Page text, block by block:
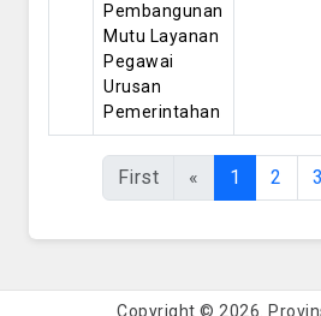
Pembangunan
Mutu Layanan
Pegawai
Urusan
Pemerintahan
First « 1 2 3
Copyright © 2026.